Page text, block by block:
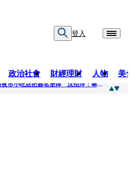
登入
政治社會 財經理財 人物 美
「簽名牆變戰場！」饒河夜市小吃店把簽名塗掉 沈伯洋：舉雙手贊成